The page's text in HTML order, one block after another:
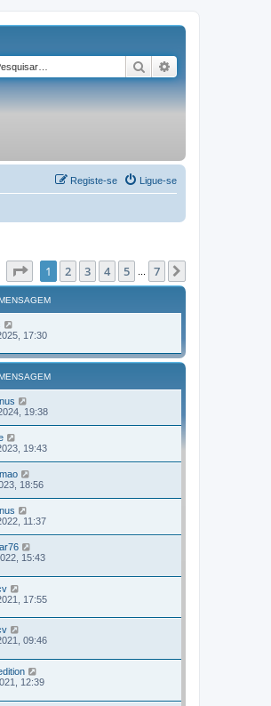
Pesquisar
Ligue-se
Registe-se
Página1 de
1 2 3 4 5 7
17:30
19:38
19:43
18:56
11:37
15:43
17:55
09:46
12:39